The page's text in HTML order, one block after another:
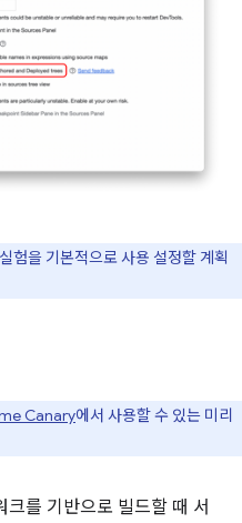
험을 기본적으로 사용 설정할 계획
Canary에서 사용할 수 있는 미리
를 기반으로 빌드할 때 서